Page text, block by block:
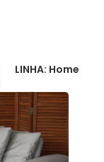
LINHA: Home